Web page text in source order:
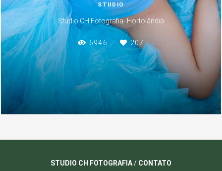
STUDIO
Studio CH Fotografia- Hortolândia
6946 207
STUDIO CH FOTOGRAFIA/ CONTATO